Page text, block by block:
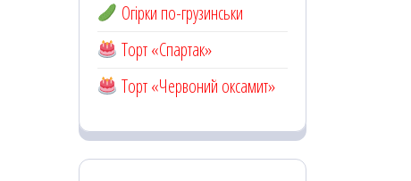
Огірки по-грузинськи
Торт «Спартак»
Торт «Червоний оксамит»